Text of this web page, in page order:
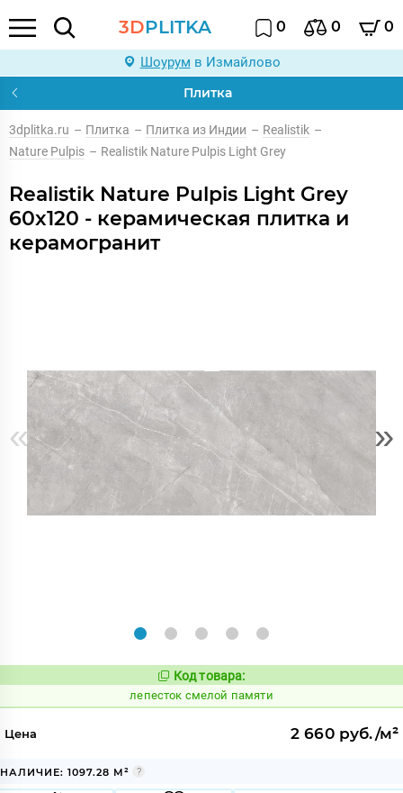
3DPLITKA 0 0 0
Шоурум в Измайлово
Плитка
3dplitka.ru – Плитка – Плитка из Индии – Realistik –
Nature Pulpis – Realistik Nature Pulpis Light Grey
Realistik Nature Pulpis Light Grey
60x120 - керамическая плитка и
керамогранит
« »
Код:
870943
Код товара:
лепесток смелой памяти
Цена 2 660 руб./м²
НАЛИЧИЕ: 1097.28 М²